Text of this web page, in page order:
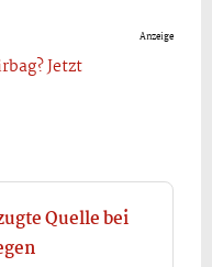
Anzeige
Jetzt
Quelle bei